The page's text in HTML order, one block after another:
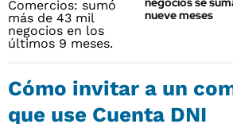
nueve meses
Cómo invitar a un
que use Cuenta DNI